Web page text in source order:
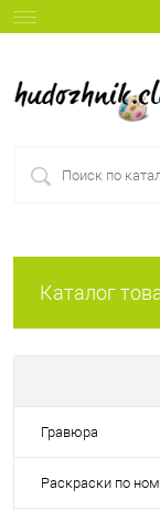
Каталог
Гравюра
Раскраски по